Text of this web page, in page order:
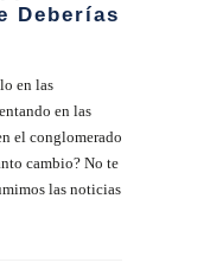
Deberías
en las
en las
el conglomerado
cambio? No te
las noticias